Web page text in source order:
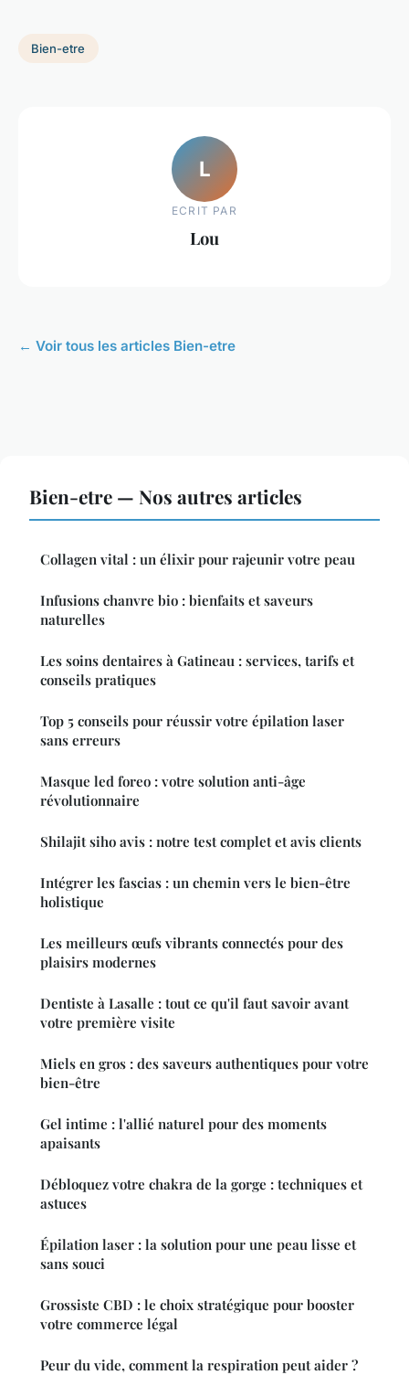
Bien-etre
L
ECRIT PAR
Lou
← Voir tous les articles Bien-etre
Bien-etre — Nos autres articles
Collagen vital : un élixir pour rajeunir votre peau
Infusions chanvre bio : bienfaits et saveurs
naturelles
Les soins dentaires à Gatineau : services, tarifs et
conseils pratiques
Top 5 conseils pour réussir votre épilation laser
sans erreurs
Masque led foreo : votre solution anti-âge
révolutionnaire
Shilajit siho avis : notre test complet et avis clients
Intégrer les fascias : un chemin vers le bien-être
holistique
Les meilleurs œufs vibrants connectés pour des
plaisirs modernes
Dentiste à Lasalle : tout ce qu'il faut savoir avant
votre première visite
Miels en gros : des saveurs authentiques pour votre
bien-être
Gel intime : l'allié naturel pour des moments
apaisants
Débloquez votre chakra de la gorge : techniques et
astuces
Épilation laser : la solution pour une peau lisse et
sans souci
Grossiste CBD : le choix stratégique pour booster
votre commerce légal
Peur du vide, comment la respiration peut aider ?